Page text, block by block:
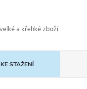
a křehké zboží.
STAŽENÍ